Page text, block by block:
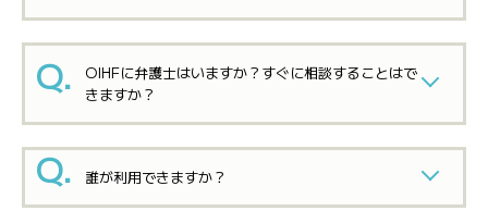
OIHFに弁護士はいますか？すぐに相談することはで
きますか？
誰が利用できますか？